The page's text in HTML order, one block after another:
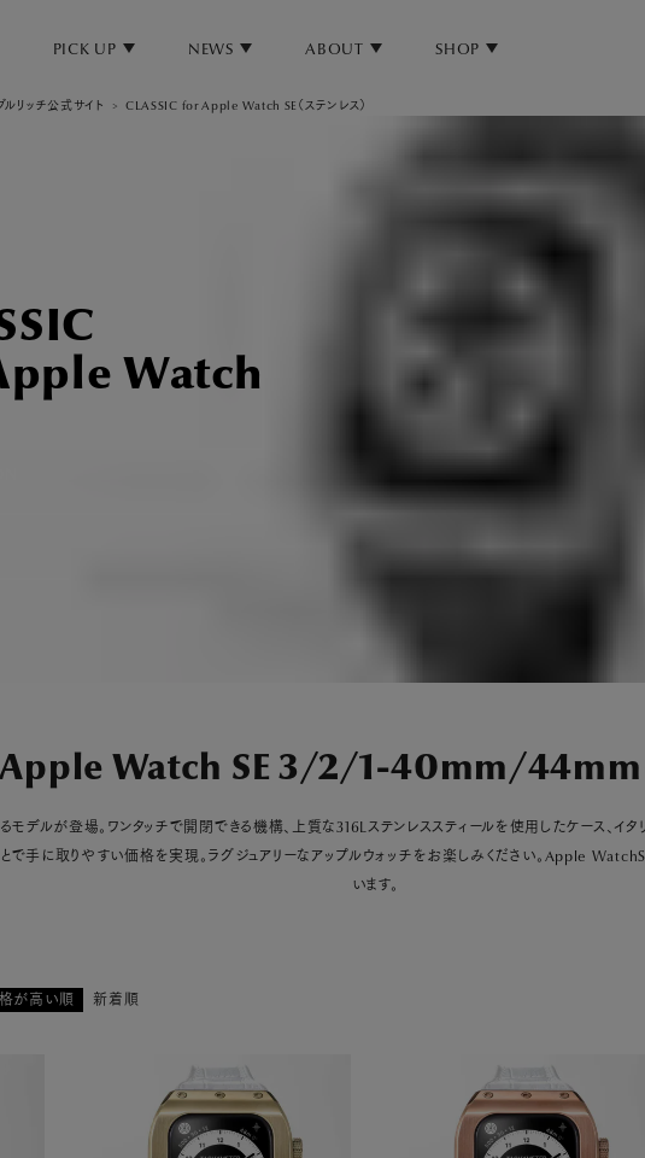
PICK UP NEWS ABOUT SHOP
リッチ公式サイト CLASSIC for Apple Watch SE（ステンレス）
Watch
Apple Watch SE 3/2/1-40mm/44mm
ルが登場。ワンタッチで開閉できる機構、上質な316Lステンレススティールを使用したケース、イタ
で手に取りやすい価格を実現。ラグジュアリーなアップルウォッチをお楽しみください。Apple
います。
が高い順 新着順